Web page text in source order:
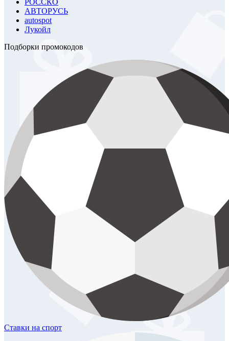
РОССКО
АВТОРУСЬ
autospot
Лукойл
Подборки промокодов
Ставки на спорт